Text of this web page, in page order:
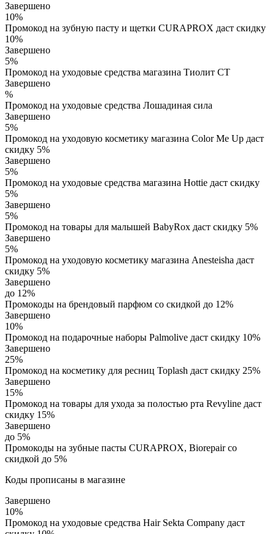
Завершено
10%
Промокод на зубную пасту и щетки CURAPROX даст скидку
10%
Завершено
5%
Промокод на уходовые средства магазина Тиолит СТ
Завершено
%
Промокод на уходовые средства Лошадиная сила
Завершено
5%
Промокод на уходовую косметику магазина Color Me Up даст
скидку 5%
Завершено
5%
Промокод на уходовые средства магазина Hottie даст скидку
5%
Завершено
5%
Промокод на товары для малышей BabyRox даст скидку 5%
Завершено
5%
Промокод на уходовую косметику магазина Anesteisha даст
скидку 5%
Завершено
до 12%
Промокоды на брендовый парфюм со скидкой до 12%
Завершено
10%
Промокод на подарочные наборы Palmolive даст скидку 10%
Завершено
25%
Промокод на косметику для ресниц Toplash даст скидку 25%
Завершено
15%
Промокод на товары для ухода за полостью рта Revyline даст
скидку 15%
Завершено
до 5%
Промокоды на зубные пасты CURAPROX, Biorepair со
скидкой до 5%
Коды прописаны в магазине
Завершено
10%
Промокод на уходовые средства Hair Sekta Company даст